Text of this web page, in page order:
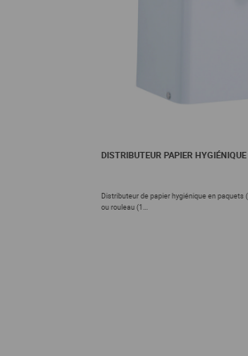
DISTRIBUTEUR PAPIER HYGIÉNIQUE
Distributeur de papier hygiénique en paquets
ou rouleau (1...